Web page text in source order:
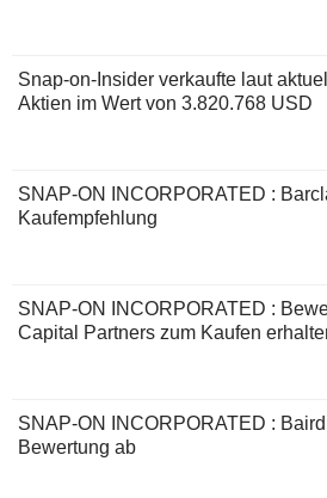
Snap-on-Insider verkaufte laut
Aktien im Wert von 3.820.768 USD
SNAP-ON INCORPORATED :
Kaufempfehlung
SNAP-ON INCORPORATED :
Capital Partners zum Kaufen
SNAP-ON INCORPORATED :
Bewertung ab